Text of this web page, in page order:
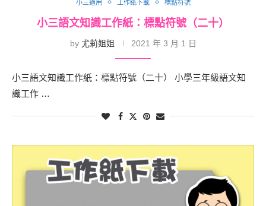
小三適用 工作紙下載 標點符號
小三語文知識工作紙：標點符號（二十）
by 尤莉姐姐 2021 年 3 月 1 日
小三語文知識工作紙：標點符號（二十） 小學三年級語文知
識工作 …